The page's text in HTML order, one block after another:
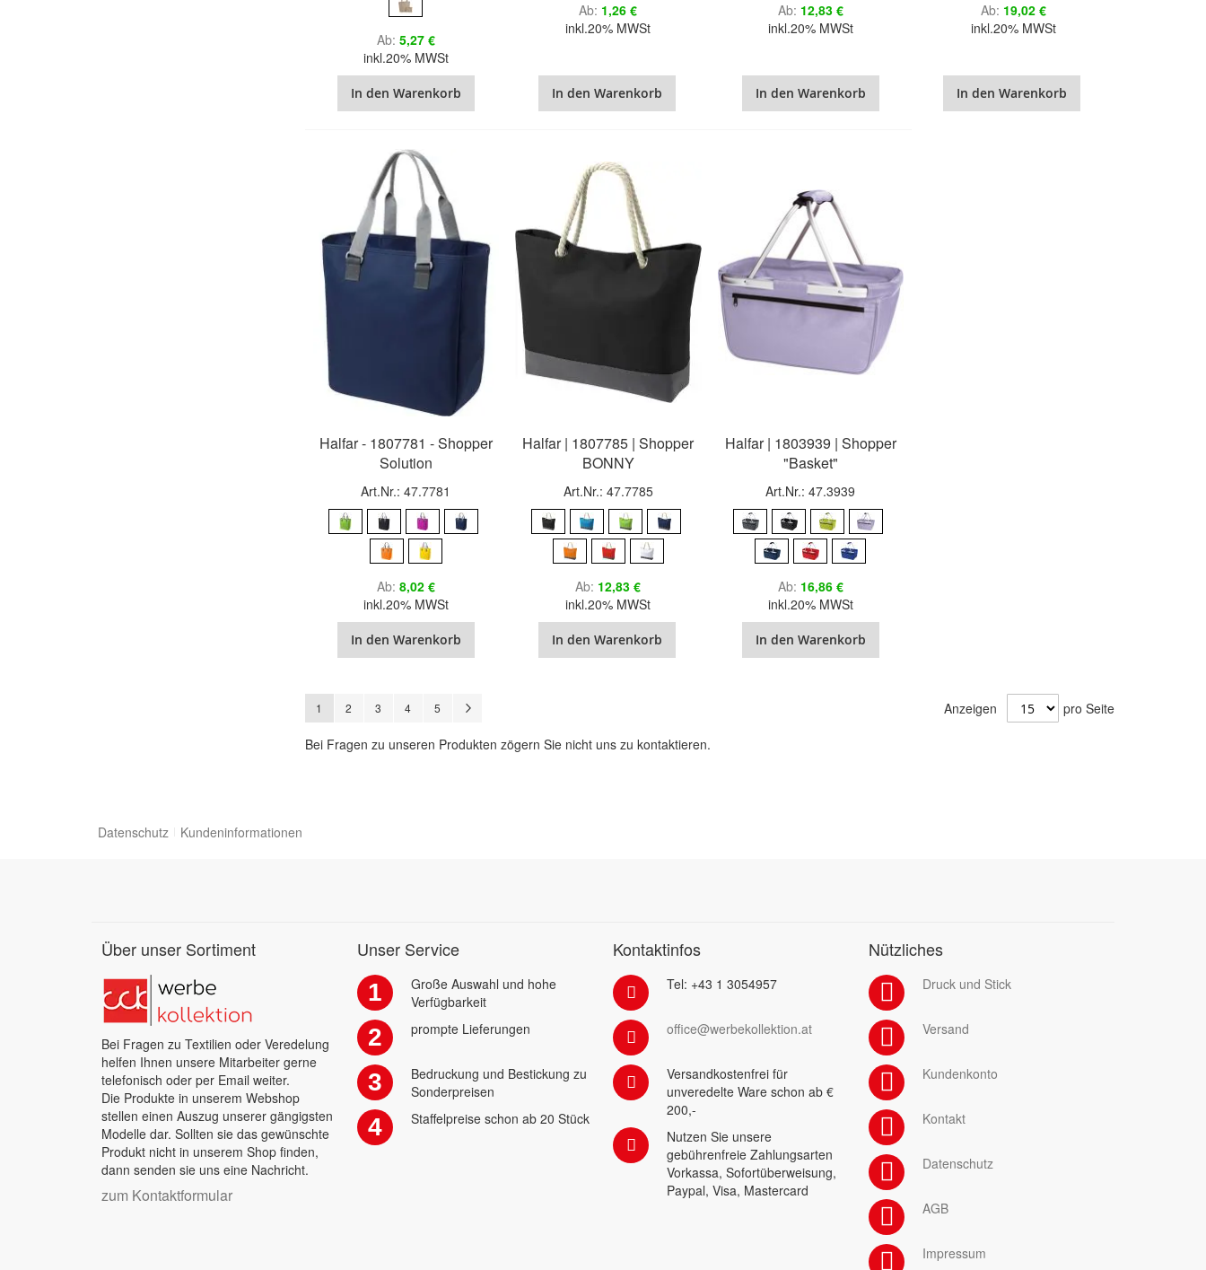
Ab 5,27 €
inkl.20% MWSt
In den Warenkorb
Ab 1,26 €
inkl.20% MWSt
In den Warenkorb
Ab 12,83 €
inkl.20% MWSt
In den Warenkorb
Ab 19,02 €
inkl.20% MWSt
In den Warenkorb
Halfar - 1807781 - Shopper
Solution
Art.Nr.: 47.7781
Ab 8,02 €
inkl.20% MWSt
In den Warenkorb
Halfar | 1807785 | Shopper
BONNY
Art.Nr.: 47.7785
Ab 12,83 €
inkl.20% MWSt
In den Warenkorb
Halfar | 1803939 | Shopper
"Basket"
Art.Nr.: 47.3939
Ab 16,86 €
inkl.20% MWSt
In den Warenkorb
Seite
Sie lesen gerade Seite
1 Seite
2 Seite
3 Seite
4 Seite
5 Anzeigen
pro Seite
Bei Fragen zu unseren Produkten zögern Sie nicht uns zu kontaktieren.
Datenschutz Kundeninformationen
Über unser Sortiment
Bei Fragen zu Textilien oder Veredelung
helfen Ihnen unsere Mitarbeiter gerne
telefonisch oder per Email weiter.
Die Produkte in unserem Webshop
stellen einen Auszug unserer gängigsten
Modelle dar. Sollten sie das gewünschte
Produkt nicht in unserem Shop finden,
dann senden sie uns eine Nachricht.
zum Kontaktformular
Unser Service
1
Große Auswahl und hohe
Verfügbarkeit
2 prompte Lieferungen
3
Bedruckung und Bestickung zu
Sonderpreisen
4 Staffelpreise schon ab 20 Stück
Kontaktinfos
Tel: +43 1 3054957
office@werbekollektion.at
Versandkostenfrei für
unveredelte Ware schon ab €
200,-
Nutzen Sie unsere
gebührenfreie Zahlungsarten
Vorkassa, Sofortüberweisung,
Paypal, Visa, Mastercard
Nützliches
Druck und Stick
Versand
Kundenkonto
Kontakt
Datenschutz
AGB
Impressum